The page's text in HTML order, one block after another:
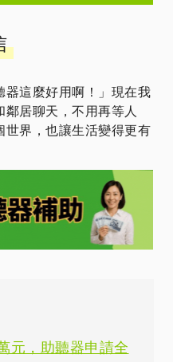
器這麼好用啊！」現在我
居聊天，不用再等人
世界，也讓生活變得更有
元，助聽器申請全